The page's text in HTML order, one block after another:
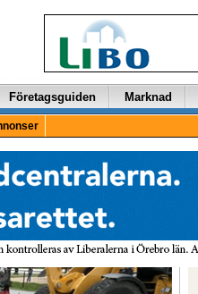
Företagsguiden Marknad